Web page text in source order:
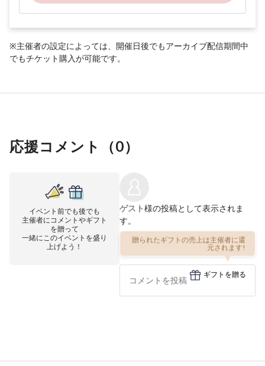
※主催者の設定によっては、開催日後でもアーカイブ配信期間中
でもチケット購入が可能です。
応援コメント（0）
イベント前でも後でも
主催者にコメントやギフト
を贈って
一緒にこのイベントを盛り
上げよう！
ゲスト様の投稿として表示されま
す。
贈られたギフトの売上は主催者に還
元されます!
ギフトを贈る